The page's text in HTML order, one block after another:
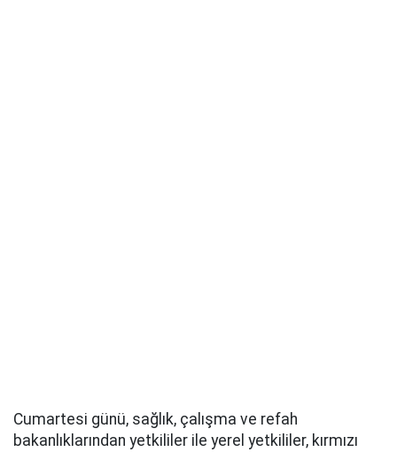
Cumartesi günü, sağlık, çalışma ve refah
bakanlıklarından yetkililer ile yerel yetkililer, kırmızı